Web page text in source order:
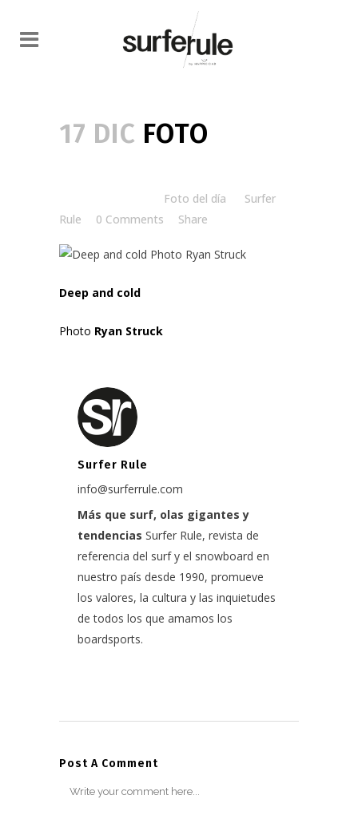
17 DIC FOTO
Foto del día
Surfer
Rule
0 Comments Share
Deep and cold
Photo Ryan Struck
Surfer Rule
info@surferrule.com
Más que surf, olas gigantes y
tendencias Surfer Rule, revista de
referencia del surf y el snowboard en
nuestro país desde 1990, promueve
los valores, la cultura y las inquietudes
de todos los que amamos los
boardsports.
Post A Comment